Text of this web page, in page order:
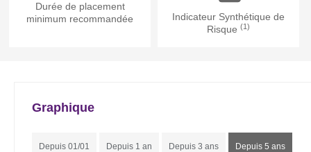
Durée de placement
minimum recommandée
Indicateur Synthétique de
Risque (1)
Graphique
Depuis 01/01 Depuis 1 an Depuis 3 ans Depuis 5 ans